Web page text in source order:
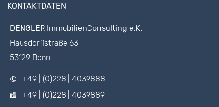
KONTAKTDATEN
DENGLER ImmobilienConsulting e.K.
Hausdorffstraße 63
53129 Bonn
+49 | (0)228 | 4039888
+49 | (0)228 | 4039889